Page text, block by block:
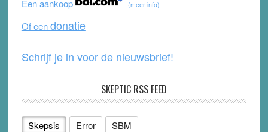
o
k
e
Een aankoop
(meer info)
Of eendonatie
Schrijf je in voor de nieuwsbrief!
SKEPTIC RSS FEED
Skepsis Error SBM